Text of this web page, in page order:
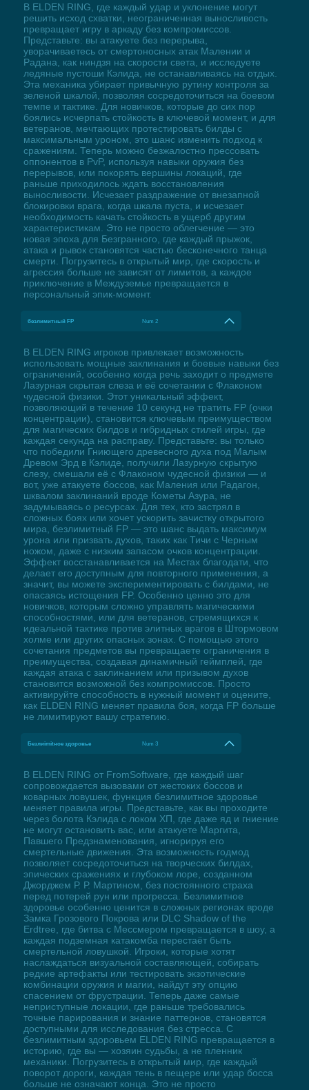
В ELDEN RING, где каждый удар и уклонение могут
решить исход схватки, неограниченная выносливость
превращает игру в аркаду без компромиссов.
Представьте: вы атакуете без перерыва,
уворачиваетесь от смертоносных атак Малении и
Радана, как ниндзя на скорости света, и исследуете
ледяные пустоши Кэлида, не останавливаясь на отдых.
Эта механика убирает привычную рутину контроля за
зеленой шкалой, позволяя сосредоточиться на боевом
темпе и тактике. Для новичков, которые до сих пор
боялись исчерпать стойкость в ключевой момент, и для
ветеранов, мечтающих протестировать билды с
максимальным уроном, это шанс изменить подход к
сражениям. Теперь можно безжалостно прессовать
оппонентов в PvP, используя навыки оружия без
перерывов, или покорять вершины локаций, где
раньше приходилось ждать восстановления
выносливости. Исчезает раздражение от внезапной
блокировки врага, когда шкала пуста, и исчезает
необходимость качать стойкость в ущерб другим
характеристикам. Это не просто облегчение — это
новая эпоха для Безгранного, где каждый прыжок,
атака и рывок становятся частью бесконечного танца
смерти. Погрузитесь в открытый мир, где скорость и
агрессия больше не зависят от лимитов, а каждое
приключение в Междуземье превращается в
персональный эпик-момент.
безлимитный FP Num 2
В ELDEN RING игроков привлекает возможность
использовать мощные заклинания и боевые навыки без
ограничений, особенно когда речь заходит о предмете
Лазурная скрытая слеза и её сочетании с Флаконом
чудесной физики. Этот уникальный эффект,
позволяющий в течение 10 секунд не тратить FP (очки
концентрации), становится ключевым преимуществом
для магических билдов и гибридных стилей игры, где
каждая секунда на расправу. Представьте: вы только
что победили Гниющего древесного духа под Малым
Древом Эрд в Кэлиде, получили Лазурную скрытую
слезу, смешали её с Флаконом чудесной физики — и
вот, уже атакуете боссов, как Маления или Радагон,
шквалом заклинаний вроде Кометы Азура, не
задумываясь о ресурсах. Для тех, кто застрял в
сложных боях или хочет ускорить зачистку открытого
мира, безлимитный FP — это шанс выдать максимум
урона или призвать духов, таких как Тичи с Черным
ножом, даже с низким запасом очков концентрации.
Эффект восстанавливается на Местах благодати, что
делает его доступным для повторного применения, а
значит, вы можете экспериментировать с билдами, не
опасаясь истощения FP. Особенно ценно это для
новичков, которым сложно управлять магическими
способностями, или для ветеранов, стремящихся к
идеальной тактике против элитных врагов в Штормовом
холме или других опасных зонах. С помощью этого
сочетания предметов вы превращаете ограничения в
преимущества, создавая динамичный геймплей, где
каждая атака с заклинанием или призывом духов
становится возможной без компромиссов. Просто
активируйте способность в нужный момент и оцените,
как ELDEN RING меняет правила боя, когда FP больше
не лимитируют вашу стратегию.
Безлиimitное здоровье Num 3
В ELDEN RING от FromSoftware, где каждый шаг
сопровождается вызовами от жестоких боссов и
коварных ловушек, функция безлимитное здоровье
меняет правила игры. Представьте, как вы проходите
через болота Кэлида с локом ХП, где даже яд и гниение
не могут остановить вас, или атакуете Маргита,
Павшего Предзнаменования, игнорируя его
смертельные движения. Эта возможность годмод
позволяет сосредоточиться на творческих билдах,
эпических сражениях и глубоком лоре, созданном
Джорджем Р. Р. Мартином, без постоянного страха
перед потерей рун или прогресса. Безлимитное
здоровье особенно ценится в сложных регионах вроде
Замка Грозового Покрова или DLC Shadow of the
Erdtree, где битва с Мессмером превращается в шоу, а
каждая подземная катакомба перестаёт быть
смертельной ловушкой. Игроки, которые хотят
наслаждаться визуальной составляющей, собирать
редкие артефакты или тестировать экзотические
комбинации оружия и магии, найдут эту опцию
спасением от фрустрации. Теперь даже самые
неприступные локации, где раньше требовались
точные парирования и знание паттернов, становятся
доступными для исследования без стресса. С
безлимитным здоровьем ELDEN RING превращается в
историю, где вы — хозяин судьбы, а не пленник
механики. Погрузитесь в открытый мир, где каждый
поворот дороги, каждая тень в пещере или удар босса
больше не означают конца. Это не просто